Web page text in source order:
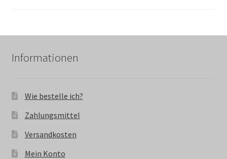
Informationen
Wie bestelle ich?
Zahlungsmittel
Versandkosten
Mein Konto